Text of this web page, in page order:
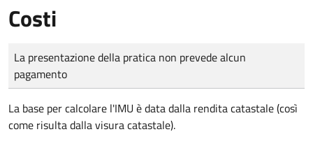
Costi
Tipo di pagamento
Importo
La presentazione della pratica non prevede alcun
pagamento
La base per calcolare l'IMU è data dalla rendita catastale (così
come risulta dalla visura catastale).